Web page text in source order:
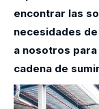
encontrar las
necesidades
a nosotros
cadena de